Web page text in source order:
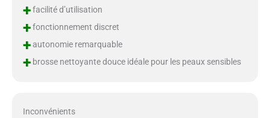
+facilité d’utilisation
+fonctionnement discret
+autonomie remarquable
+brosse nettoyante douce idéale pour les peaux sensibles
Inconvénients